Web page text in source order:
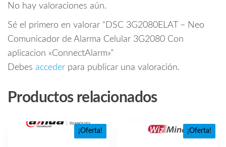
No hay valoraciones aún.
Sé el primero en valorar “DSC 3G2080ELAT – Neo
Comunicador de Alarma Celular 3G2080 Con
aplicacion «ConnectAlarm»”
Debes acceder para publicar una valoración.
Productos relacionados
¡Oferta! ¡Oferta!